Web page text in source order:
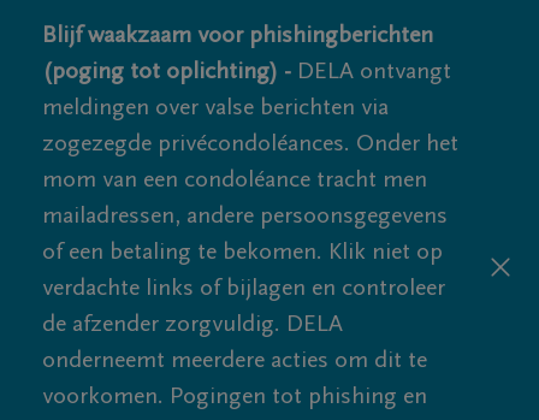
Blijf waakzaam voor phishingberichten
(poging tot oplichting) - DELA ontvangt
meldingen over valse berichten via
zogezegde privécondoléances. Onder het
mom van een condoléance tracht men
mailadressen, andere persoonsgegevens
of een betaling te bekomen. Klik niet op
verdachte links of bijlagen en controleer
de afzender zorgvuldig. DELA
onderneemt meerdere acties om dit te
voorkomen. Pogingen tot phishing en